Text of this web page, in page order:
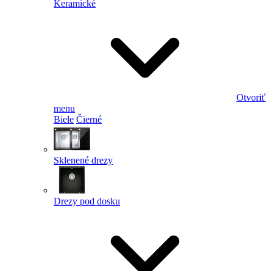
Keramické
Otvoriť
menu
Biele Čierné
Sklenené drezy
Drezy pod dosku